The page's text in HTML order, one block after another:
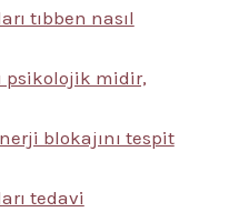
tıbben nasıl
psikolojik midir,
blokajını tespit
tedavi